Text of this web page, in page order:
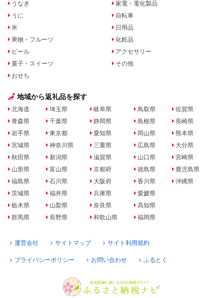
うなぎ
うに
米
果物・フルーツ
ビール
菓子・スイーツ
おせち
家電・電化製品
自転車
日用品
化粧品
アクセサリー
その他
地域から返礼品を探す
北海道
青森県
岩手県
宮城県
秋田県
山形県
福島県
茨城県
栃木県
群馬県
埼玉県
千葉県
東京都
神奈川県
新潟県
富山県
石川県
福井県
山梨県
長野県
岐阜県
静岡県
愛知県
三重県
滋賀県
京都府
大阪府
兵庫県
奈良県
和歌山県
鳥取県
島根県
岡山県
広島県
山口県
徳島県
香川県
愛媛県
高知県
福岡県
佐賀県
長崎県
熊本県
大分県
宮崎県
鹿児島県
沖縄県
運営会社 サイトマップ サイト利用規約
プライバシーポリシー お問い合わせ ふるとく